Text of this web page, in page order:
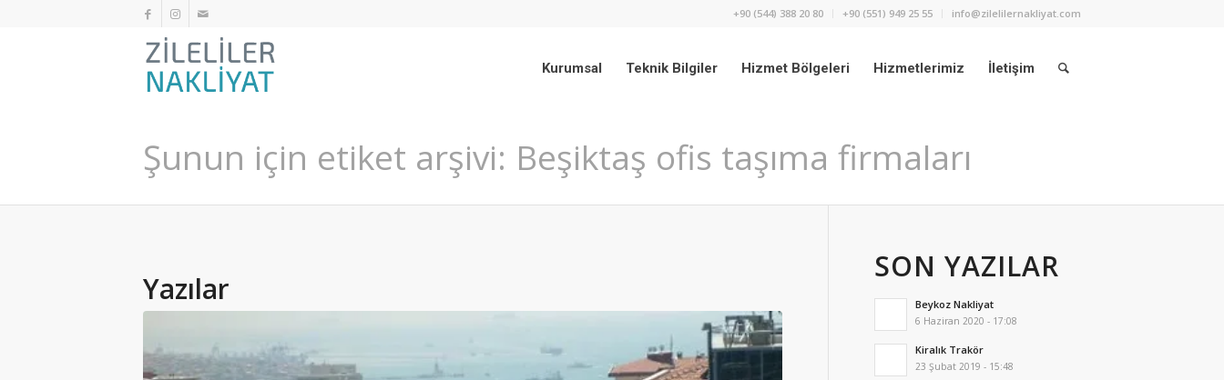
+90 (544) 388 20 80 +90 (551) 949 25 55 info@zilelilernakliyat.com
Kurumsal Teknik Bilgiler Hizmet Bölgeleri Hizmetlerimiz İletişim
Şunun için etiket arşivi: Beşiktaş ofis taşıma firmaları
Yazılar
SON YAZILAR
Beykoz Nakliyat
6 Haziran 2020 - 17:08
Kiralık Trakör
23 Şubat 2019 - 15:48